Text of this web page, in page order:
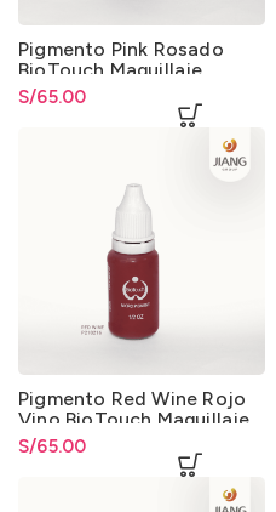
Pigmento Pink Rosado
BioTouch Maquillaje
Permanente y
Microblading
S/65.00
Pigmento Red Wine Rojo
Vino BioTouch Maquillaje
Permanente y
Microblading
S/65.00